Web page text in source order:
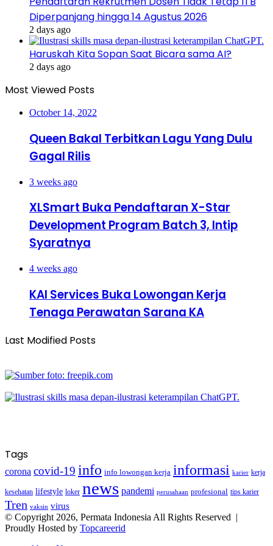
Diperpanjang hingga 14 Agustus 2026
2 days ago
Haruskah Kita Sopan Saat Bicara sama AI?
2 days ago
Most Viewed Posts
October 14, 2022
Queen Bakal Terbitkan Lagu Yang Dulu
Gagal Rilis
3 weeks ago
XLSmart Buka Pendaftaran X-Star
Development Program Batch 3, Intip
Syaratnya
4 weeks ago
KAI Services Buka Lowongan Kerja
Tenaga Perawatan Sarana KA
Last Modified Posts
Tags
corona covid-19 info info lowongan kerja informasi karier kerja
kesehatan lifestyle loker news pandemi perusahaan profesional tips karier
Tren vaksin virus
© Copyright 2026, Permata Indonesia All Rights Reserved |
Proudly Hosted by Topcareerid